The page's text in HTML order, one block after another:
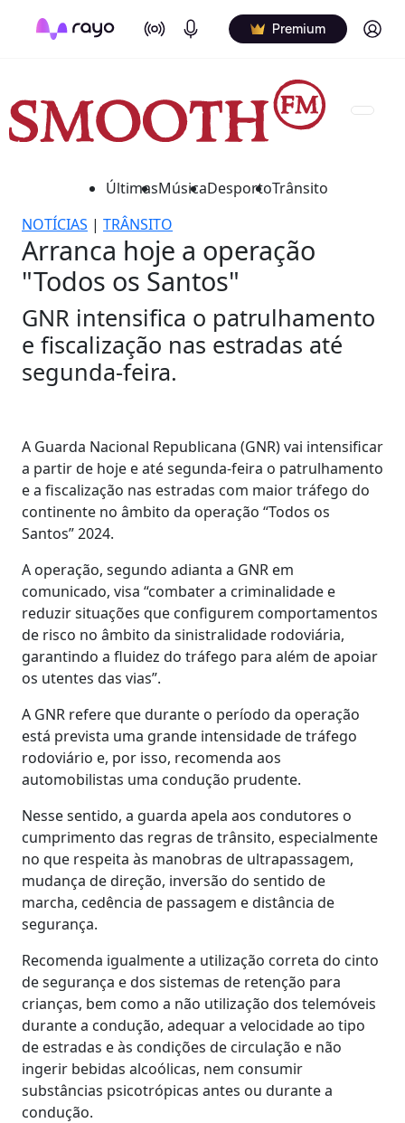
On Air Podcasts Premium Log in
ÚltimasMúsicaDesportoTrânsito
NOTÍCIAS | TRÂNSITO
Arranca hoje a operação
"Todos os Santos"
GNR intensifica o patrulhamento
e fiscalização nas estradas até
segunda-feira.
A Guarda Nacional Republicana (GNR) vai intensificar
a partir de hoje e até segunda-feira o patrulhamento
e a fiscalização nas estradas com maior tráfego do
continente no âmbito da operação “Todos os
Santos” 2024.
A operação, segundo adianta a GNR em
comunicado, visa “combater a criminalidade e
reduzir situações que configurem comportamentos
de risco no âmbito da sinistralidade rodoviária,
garantindo a fluidez do tráfego para além de apoiar
os utentes das vias”.
A GNR refere que durante o período da operação
está prevista uma grande intensidade de tráfego
rodoviário e, por isso, recomenda aos
automobilistas uma condução prudente.
Nesse sentido, a guarda apela aos condutores o
cumprimento das regras de trânsito, especialmente
no que respeita às manobras de ultrapassagem,
mudança de direção, inversão do sentido de
marcha, cedência de passagem e distância de
segurança.
Recomenda igualmente a utilização correta do cinto
de segurança e dos sistemas de retenção para
crianças, bem como a não utilização dos telemóveis
durante a condução, adequar a velocidade ao tipo
de estradas e às condições de circulação e não
ingerir bebidas alcoólicas, nem consumir
substâncias psicotrópicas antes ou durante a
condução.